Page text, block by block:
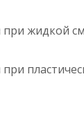
жидкой